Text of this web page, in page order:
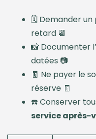
🗓️ Demander un
retard 📆
📸 Documenter
datées 📷
🧾 Ne payer le
réserve 🧾
☎️ Conserver
service après-